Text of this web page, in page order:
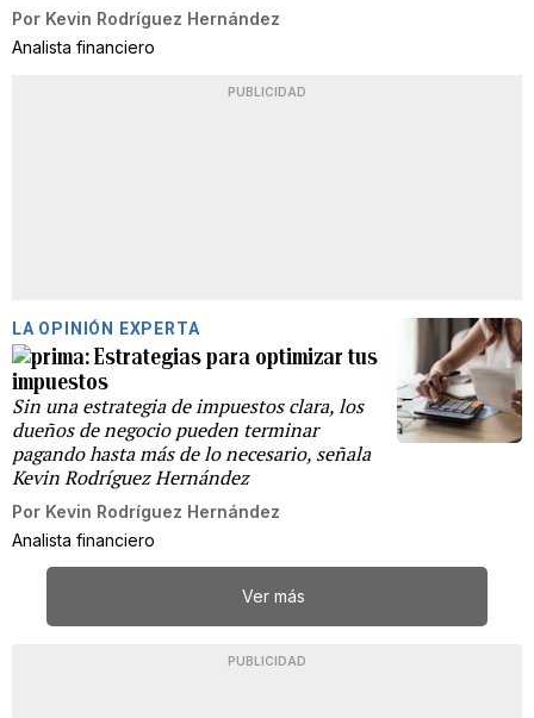
Por Kevin Rodríguez Hernández
Analista financiero
PUBLICIDAD
LA OPINIÓN EXPERTA
Estrategias para optimizar tus
impuestos
Sin una estrategia de impuestos clara, los
dueños de negocio pueden terminar
pagando hasta más de lo necesario, señala
Kevin Rodríguez Hernández
Por Kevin Rodríguez Hernández
Analista financiero
Ver más
PUBLICIDAD